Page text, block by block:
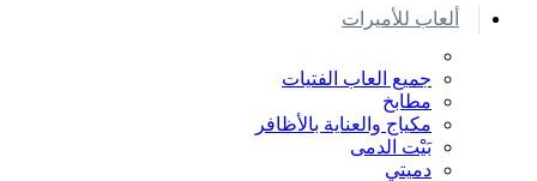
ألعاب للأميرات
جميع العاب الفتيات
مطابخ
مكياج والعناية بالأظافر
بَيْت الدمى
دميتي